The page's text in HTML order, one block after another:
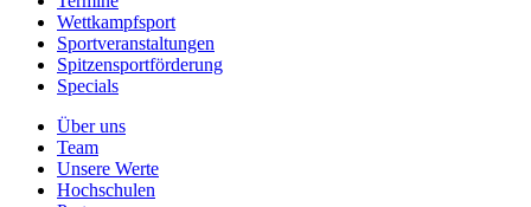
Wettkampfsport
Sportveranstaltungen
Spitzensportförderung
Specials
Über uns
Team
Unsere Werte
Hochschulen